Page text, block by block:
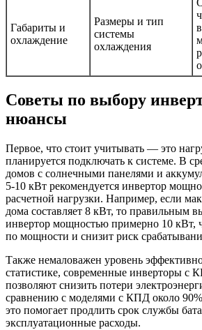
Габариты и
охлаждение
Размеры и тип
системы
охлаждения
Советы по выбору
нюансы
Первое, что стоит учитывать — это
планируется подключать к системе. В
домов с солнечными панелями и
5-10 кВт рекомендуется инвертор
расчетной нагрузки. Например, если
дома составляет 8 кВт, то правильным
инвертор мощностью примерно 10 кВт,
по мощности и снизит риск
Также немаловажен уровень
статистике, современные инверторы с
позволяют снизить потери
сравнению с моделями с КПД около
это помогает продлить срок службы
эксплуатационные расходы.